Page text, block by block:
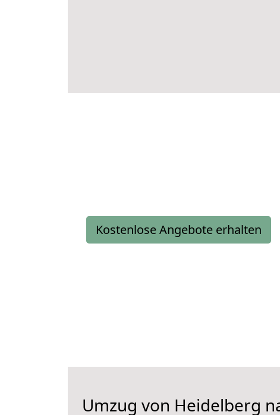
Kostenlose Angebote erhalten
Umzug von Heidelberg